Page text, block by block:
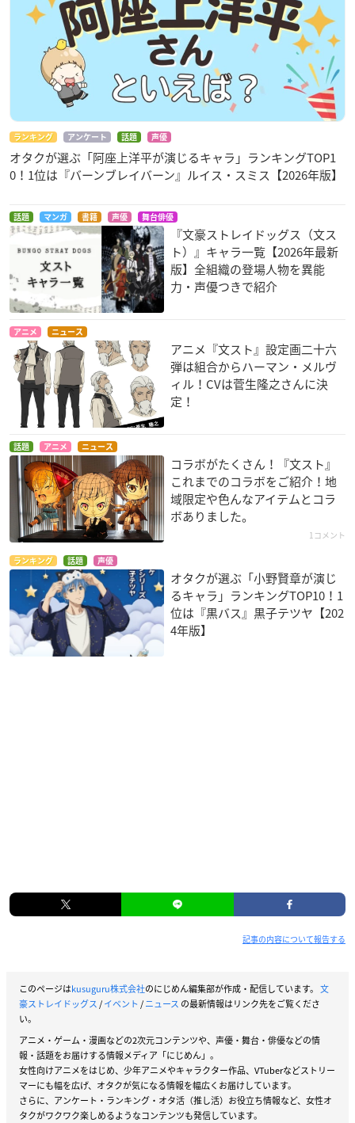
ランキング アンケート 話題 声優
オタクが選ぶ「阿座上洋平が演じるキャラ」ランキングTOP1
0！1位は『バーンブレイバーン』ルイス・スミス【2026年版】
話題 マンガ 書籍 声優 舞台俳優
『文豪ストレイドッグス（文ス
ト）』キャラ一覧【2026年最新
版】全組織の登場人物を異能
力・声優つきで紹介
アニメ ニュース
アニメ『文スト』設定画二十六
弾は組合からハーマン・メルヴ
ィル！CVは菅生隆之さんに決
定！
話題 アニメ ニュース
コラボがたくさん！『文スト』
これまでのコラボをご紹介！地
域限定や色んなアイテムとコラ
ボありました。
1コメント
ランキング 話題 声優
オタクが選ぶ「小野賢章が演じ
るキャラ」ランキングTOP10！1
位は『黒バス』黒子テツヤ【202
4年版】
記事の内容について報告する
このページはkusuguru株式会社のにじめん編集部が作成・配信しています。 文
豪ストレイドッグス/イベント /ニュース の最新情報はリンク先をご覧くださ
い。
アニメ・ゲーム・漫画などの2次元コンテンツや、声優・舞台・俳優などの情
報・話題をお届けする情報メディア「にじめん」。
女性向けアニメをはじめ、少年アニメやキャラクター作品、VTuberなどストリー
マーにも幅を広げ、オタクが気になる情報を幅広くお届けしています。
さらに、アンケート・ランキング・オタ活（推し活）お役立ち情報など、女性オ
タクがワクワク楽しめるようなコンテンツも発信しています。